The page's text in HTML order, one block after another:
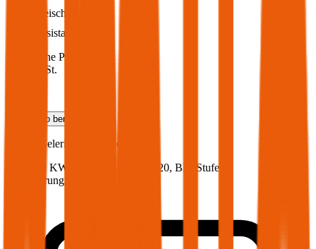
Freischaden
Assistance
Monatliche Prämie
inkl. mVSt.
Teilkasko berechnen
Celerio, Vollkasko
68 PS/50 KW, benzin, Baujahr 2020, BM-Stufe
Versicherungsnehmer 30 Jahre